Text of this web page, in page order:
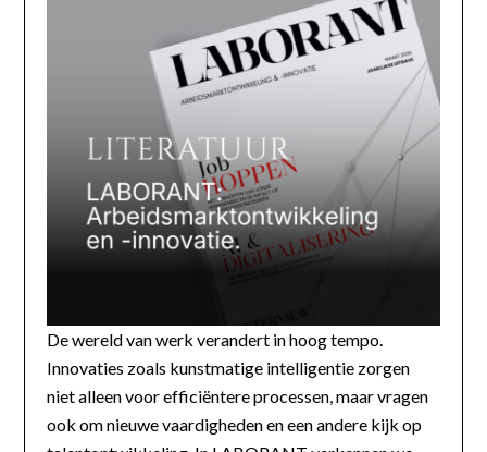
De wereld van werk verandert in hoog tempo.
Innovaties zoals kunstmatige intelligentie zorgen
niet alleen voor efficiëntere processen, maar vragen
ook om nieuwe vaardigheden en een andere kijk op